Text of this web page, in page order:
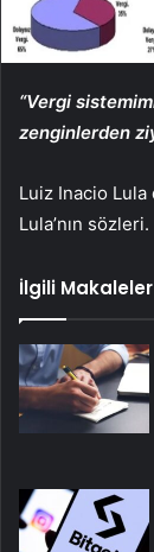
“Vergi
zenginlerden
Luiz Inacio Lula
Lula’nın sözleri.
İlgili Makaleler